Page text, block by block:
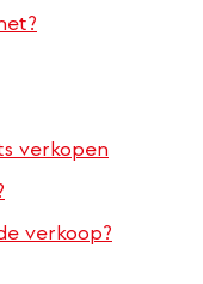
verkopen
verkoop?